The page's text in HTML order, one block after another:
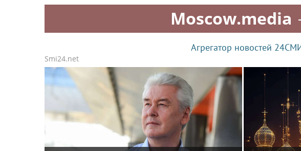
Moscow.media
Агрегатор новостей
Smi24.net